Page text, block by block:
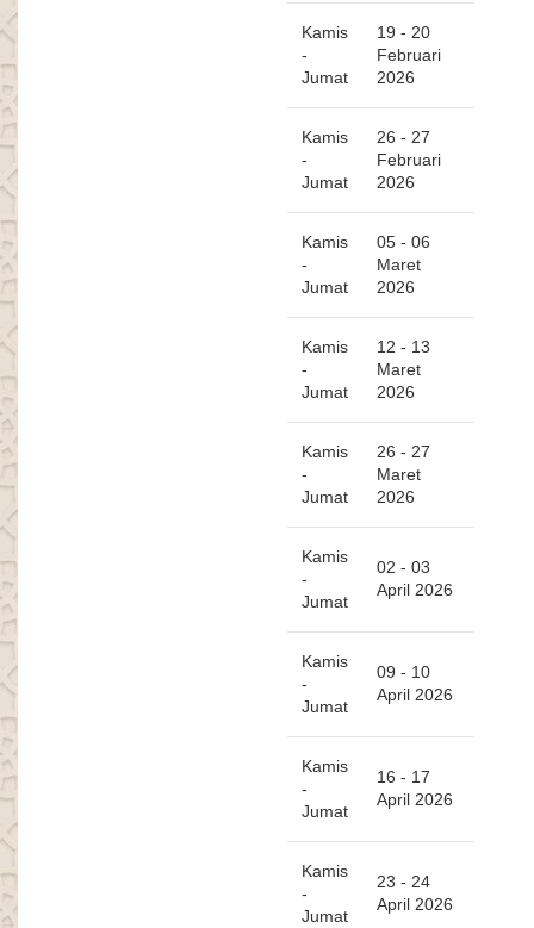
Kamis
-
Jumat
19 - 20
Februari
2026
Kamis
-
Jumat
26 - 27
Februari
2026
Kamis
-
Jumat
05 - 06
Maret
2026
Kamis
-
Jumat
12 - 13
Maret
2026
Kamis
-
Jumat
26 - 27
Maret
2026
Kamis
-
Jumat
02 - 03
April 2026
Kamis
-
Jumat
09 - 10
April 2026
Kamis
-
Jumat
16 - 17
April 2026
Kamis
-
Jumat
23 - 24
April 2026